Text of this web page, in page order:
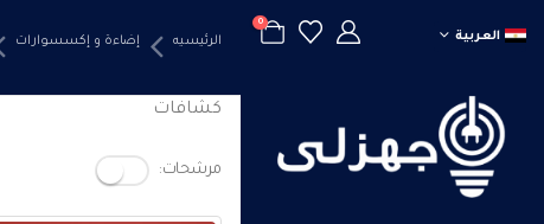
العربية
0
الرئيسيه إضاءة و إكسسوارات
كشافات
مرشحات: